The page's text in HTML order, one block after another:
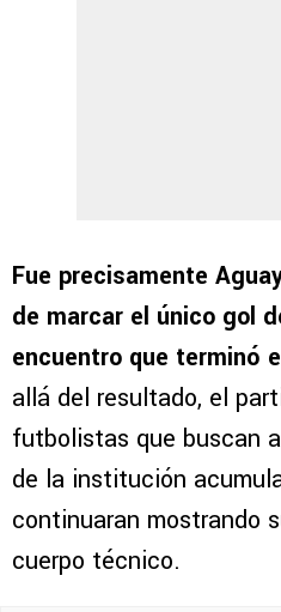
Fue precisamente
de marcar el único gol
encuentro que terminó
allá del resultado, el
futbolistas que buscan
de la institución
continuaran mostrando
cuerpo técnico.